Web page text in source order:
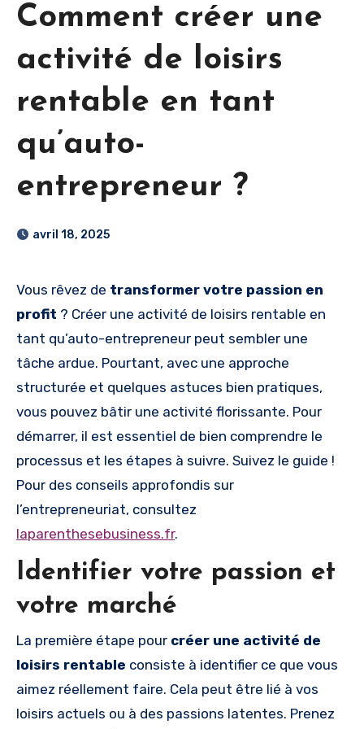
Comment créer une
activité de loisirs
rentable en tant
qu’auto-
entrepreneur ?
avril 18, 2025
Vous rêvez de transformer votre passion en
profit ? Créer une activité de loisirs rentable en
tant qu’auto-entrepreneur peut sembler une
tâche ardue. Pourtant, avec une approche
structurée et quelques astuces bien pratiques,
vous pouvez bâtir une activité florissante. Pour
démarrer, il est essentiel de bien comprendre le
processus et les étapes à suivre. Suivez le guide !
Pour des conseils approfondis sur
l’entrepreneuriat, consultez
laparenthesebusiness.fr.
Identifier votre passion et
votre marché
La première étape pour créer une activité de
loisirs rentable consiste à identifier ce que vous
aimez réellement faire. Cela peut être lié à vos
loisirs actuels ou à des passions latentes. Prenez